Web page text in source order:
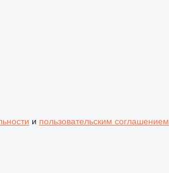
и пользовательским соглашением